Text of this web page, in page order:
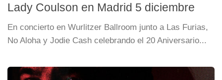
Lady Coulson en Madrid 5 diciembre
En concierto en Wurlitzer Ballroom junto a Las Furias,
No Aloha y Jodie Cash celebrando el 20 Aniversario...